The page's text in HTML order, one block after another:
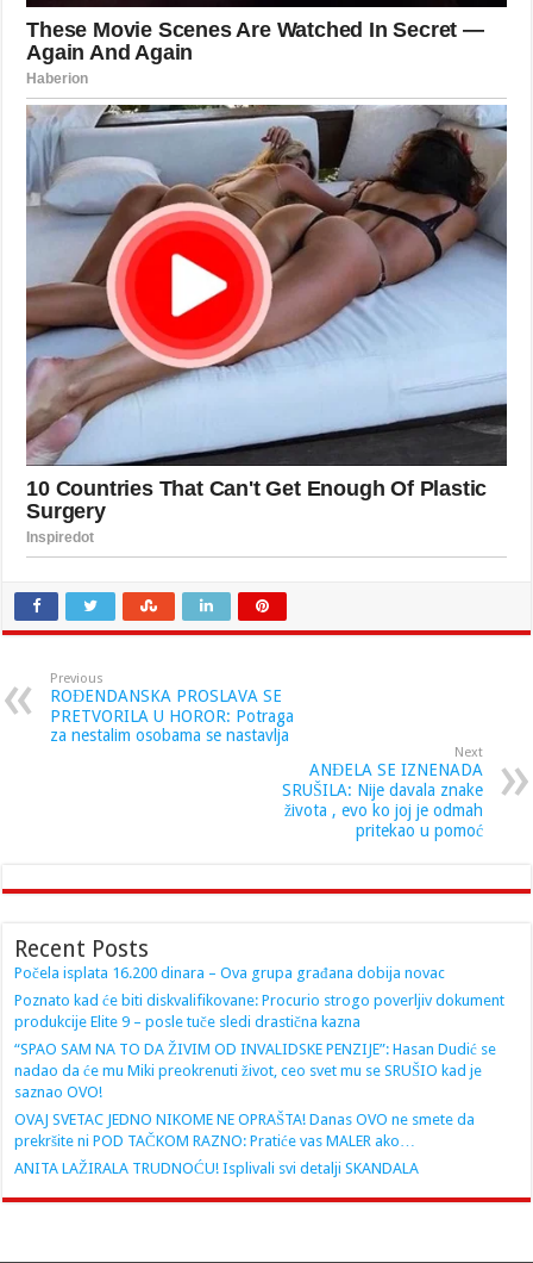
Previous
ROĐENDANSKA PROSLAVA SE
PRETVORILA U HOROR: Potraga
za nestalim osobama se nastavlja
Next
ANĐELA SE IZNENADA
SRUŠILA: Nije davala znake
života , evo ko joj je odmah
pritekao u pomoć
Recent Posts
Počela isplata 16.200 dinara – Ova grupa građana dobija novac
Poznato kad će biti diskvalifikovane: Procurio strogo poverljiv dokument
produkcije Elite 9 – posle tuče sledi drastična kazna
“SPAO SAM NA TO DA ŽIVIM OD INVALIDSKE PENZIJE”: Hasan Dudić se
nadao da će mu Miki preokrenuti život, ceo svet mu se SRUŠIO kad je
saznao OVO!
OVAJ SVETAC JEDNO NIKOME NE OPRAŠTA! Danas OVO ne smete da
prekršite ni POD TAČKOM RAZNO: Pratiće vas MALER ako…
ANITA LAŽIRALA TRUDNOĆU! Isplivali svi detalji SKANDALA